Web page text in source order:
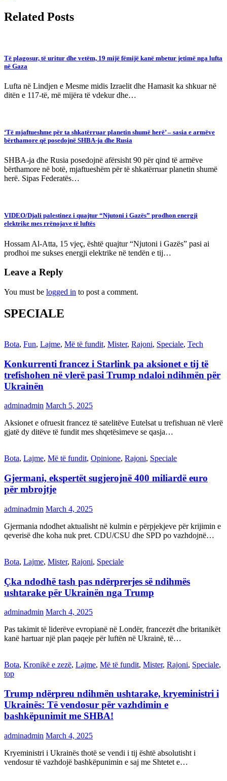
Related Posts
Të plagosur, të uritur dhe vetëm, 19 mijë fëmijë kanë mbetur jetimë nga lufta
në Gaza
Lufta në Lindjen e Mesme midis Izraelit dhe Hamasit ka shkuar në
ditën e 117-të, më mijëra të vdekur dhe…
‘Të mjaftueshme për ta shkatërruar planetin shumë herë’ – sasia e armëve
bërthamore që posedojnë SHBA-ja dhe Rusia
SHBA-ja dhe Rusia posedojnë afërsisht 90 për qind të armëve
bërthamore në botë, mjaftueshëm për të shkatërruar planetin shumë
herë. Sipas Federatës…
VIDEO/Djali palestinez i quajtur “Njutoni i Gazës” prodhon energji
elektrike mes rrënojave të luftës
Hossam Al-Atta, 15 vjeç, është quajtur “Njutoni i Gazës” pasi ai
prodhoi me sukses energji elektrike në tendën e tij…
Leave a Reply
You must be logged in to post a comment.
SPECIALE
Bota, Fun, Lajme, Më të fundit, Mister, Rajoni, Speciale, Tech
Konkurrenti francez i Starlink pa aksionet e tij të
trefishohen në vlerë pasi Trump ndaloi ndihmën për
Ukrainën
adminadmin March 5, 2025
Aksionet e ofruesit francez të satelitëve Eutelsat u trefishuan në vlerë
gjatë dy ditëve të fundit mes shqetësimeve se qasja…
Bota, Lajme, Më të fundit, Opinione, Rajoni, Speciale
Gjermani, ekspertët sugjerojnë 400 miliardë euro
për mbrojtje
adminadmin March 4, 2025
Gjermania ndodhet aktualisht në kulmin e përpjekjeve për krijimin e
qeverisë dhe koha nuk pret. CDU/CSU dhe SPD po vazhdojnë…
Bota, Lajme, Mister, Rajoni, Speciale
Çka ndodhë tash pas ndërprerjes së ndihmës
ushtarake për Ukrainën nga Trump
adminadmin March 4, 2025
Pas takimit të liderëve evropianë në Londër, francezët dhe britanikët
kanë hartuar një plan paqeje për luftën në Ukrainë, të…
Bota, Kronikë e zezë, Lajme, Më të fundit, Mister, Rajoni, Speciale,
top
Trump ndërpreu ndihmën ushtarake, kryeministri i
Ukrainës: Të vendosur për vazhdimin e
bashkëpunimit me SHBA!
adminadmin March 4, 2025
Kryeministri i Ukrainës thotë se vendi i tij është absolutisht i
vendosur të vazhdojë bashkëpunimin e saj me Shtetet e…